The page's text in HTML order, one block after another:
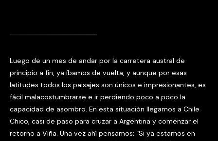
Luego de un mes de andar por la carretera austral de
principio a fin, ya íbamos de vuelta, y aunque por esas
latitudes todos los paisajes son únicos e impresionantes, es
fácil malacostumbrarse e ir perdiendo poco a poco la
capacidad de asombro. En esta situación llegamos a Chile
Chico, casi de paso para cruzar a Argentina y comenzar el
retorno a Viña. Una vez ahí pensamos: “Si ya estamos en